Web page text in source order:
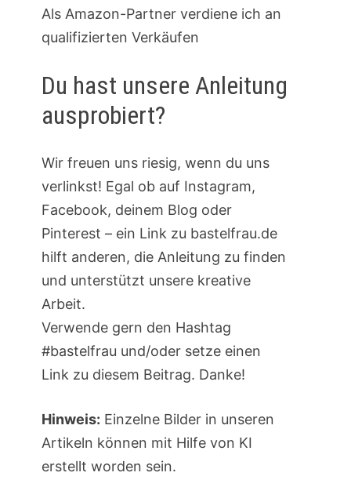
Als Amazon-Partner verdiene ich an
qualifizierten Verkäufen
Du hast unsere Anleitung
ausprobiert?
Wir freuen uns riesig, wenn du uns
verlinkst! Egal ob auf Instagram,
Facebook, deinem Blog oder
Pinterest – ein Link zu bastelfrau.de
hilft anderen, die Anleitung zu finden
und unterstützt unsere kreative
Arbeit.
Verwende gern den Hashtag
#bastelfrau und/oder setze einen
Link zu diesem Beitrag. Danke!
Hinweis: Einzelne Bilder in unseren
Artikeln können mit Hilfe von KI
erstellt worden sein.